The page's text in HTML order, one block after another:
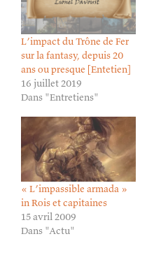
L’impact du Trône de Fer
sur la fantasy, depuis 20
ans ou presque [Entetien]
16 juillet 2019
Dans "Entretiens"
« L’impassible armada »
in Rois et capitaines
15 avril 2009
Dans "Actu"